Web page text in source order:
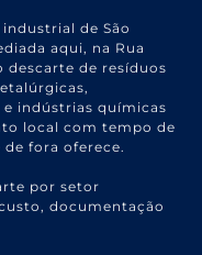
de São
aqui, na Rua
descarte de resíduos
indústrias químicas
local com tempo de
fora oferece.
por setor
documentação